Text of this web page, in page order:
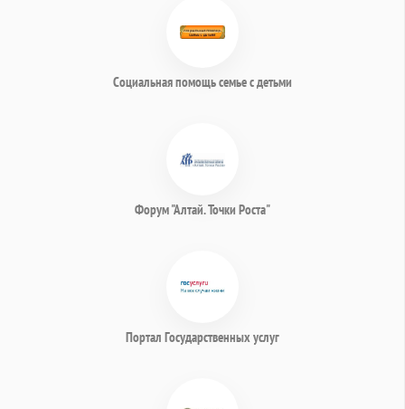
Социальная помощь семье с детьми
Форум "Алтай. Точки Роста"
Портал Государственных услуг